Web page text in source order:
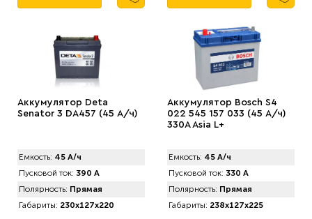
Аккумулятор Deta
Senator 3 DA457 (45 А/ч)
Емкость: 45 А/ч
Пусковой ток: 390 А
Полярность: Прямая
Габариты: 230x127x220
Аккумулятор Bosch S4
022 545 157 033 (45 А/ч)
330A Asia L+
Емкость: 45 А/ч
Пусковой ток: 330 А
Полярность: Прямая
Габариты: 238x127x225